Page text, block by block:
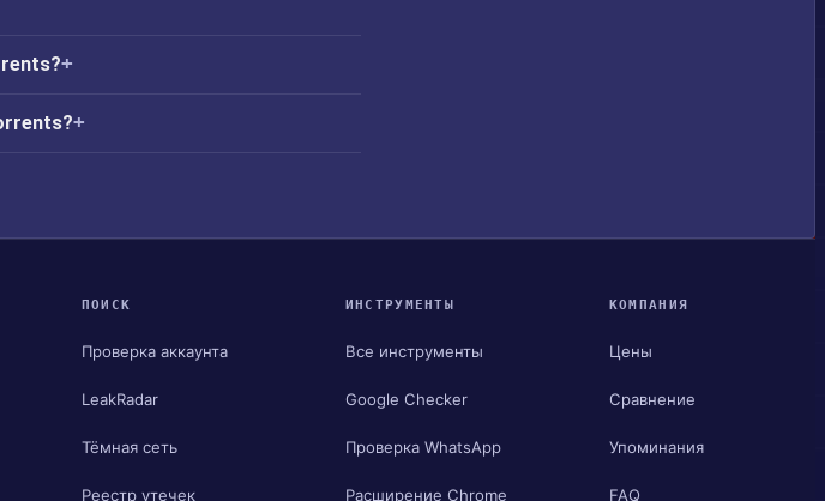
ПОИСК
Проверка аккаунта
LeakRadar
Тёмная сеть
Реестр утечек
ИНСТРУМЕНТЫ
Все инструменты
Google Checker
Проверка WhatsApp
Расширение Chrome
КОМПАНИЯ
Цены
Сравнение
Упоминания
FAQ